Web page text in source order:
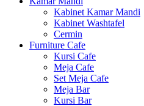
Kabinet Kamar Mandi
Kabinet Washtafel
Cermin
Furniture Cafe
Kursi Cafe
Meja Cafe
Set Meja Cafe
Meja Bar
Kursi Bar